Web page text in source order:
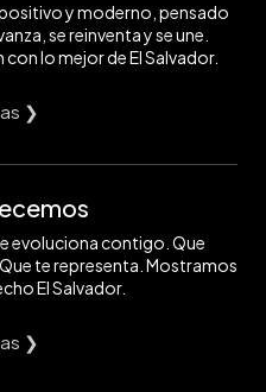
y moderno, pensado
se reinventa y se une.
lo mejor de El Salvador.
❯
evoluciona contigo. Que
te representa. Mostramos
El Salvador.
❯